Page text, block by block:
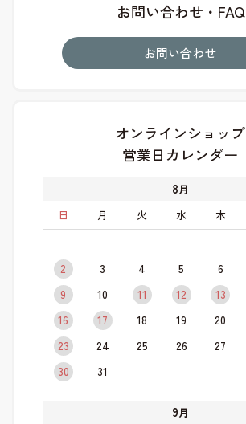
お問い合わせ・FAQ
お問い合わせ
オンラインショップ
営業日カレンダー
8月
日
月 火 水 木
2
3 4 5 6
9
10 11 12 13
16
17 18 19 20
23
24 25 26 27
30
31
9月